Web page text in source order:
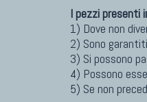
Tibet
Himalayan
Bhadohi
Kala Laie
Reloaded
I pezzi presenti
1) Dove non
2) Sono
3) Si possono
4) Possono
5) Se non